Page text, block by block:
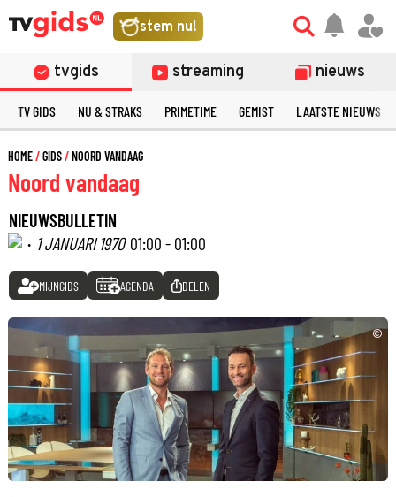
stem nu!
tvgids streaming nieuws
TV GIDS NU & STRAKS PRIMETIME GEMIST LAATSTE NIEUWS
HOME GIDS NOORD VANDAAG
Noord vandaag
NIEUWSBULLETIN
· 1 JANUARI 1970 01:00 - 01:00
MIJNGIDS AGENDA DELEN
©